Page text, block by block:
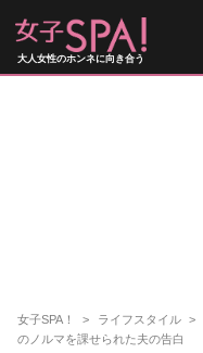
大人女性のホンネに向き合う
女子SPA！ ライフスタイル
のノルマを課せられた夫の告白